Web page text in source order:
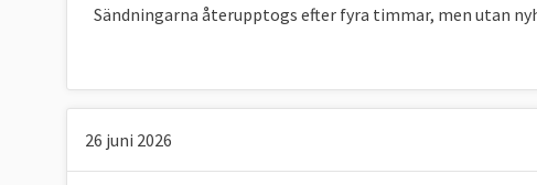
Sändningarna återupptogs efter fyra timmar, men utan
26 juni 2026